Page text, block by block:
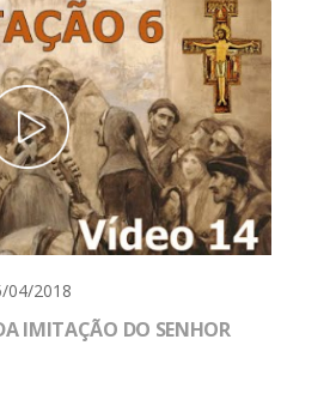
04/2018
IMITAÇÃO DO SENHOR